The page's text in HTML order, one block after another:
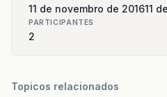
11 de novembro de 201611
PARTICIPANTES
2
Topicos relacionados